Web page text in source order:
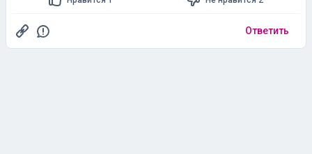
Ответить